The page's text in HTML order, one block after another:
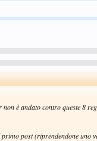
è andato contro queste 8
post (riprendendone uno